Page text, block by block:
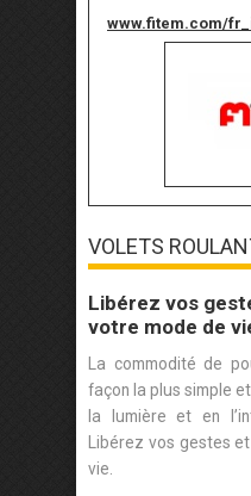
www.fitem.com/
VOLETS
Libérez vos
votre mode de
La commodité de
façon la plus simple
la lumière et en
Libérez vos gestes
vie.